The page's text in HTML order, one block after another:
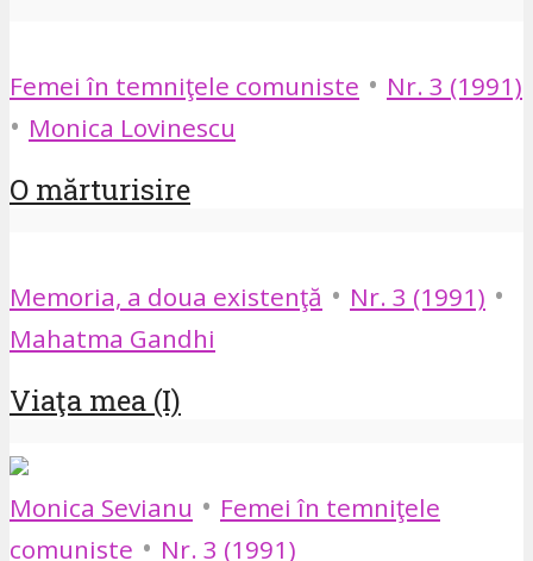
Femei în temniţele comuniste • Nr. 3 (1991)
• Monica Lovinescu
O mărturisire
Memoria, a doua existenţă • Nr. 3 (1991) •
Mahatma Gandhi
Viaţa mea (I)
Monica Sevianu • Femei în temniţele
comuniste • Nr. 3 (1991)